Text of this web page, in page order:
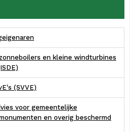
en kleine windturbines
(SVVE)
voor gemeentelijke
en overig beschermd